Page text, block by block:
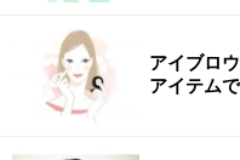
アイブロ
アイテム